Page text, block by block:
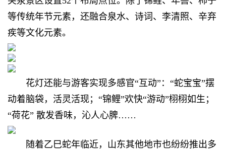
等传统年节元素，还融合泉水、诗词、李清照、辛弃
疾等文化元素。
花灯还能与游客实现多感官“互动”：“蛇宝宝”摆
动着脑袋，活灵活现；“锦鲤”欢快“游动”栩栩如生；
“荷花” 散发香味，沁人心脾……
随着乙巳蛇年临近，山东其他地市也纷纷推出多